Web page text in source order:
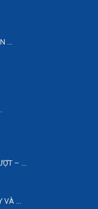
...
– ...
VÀ ...